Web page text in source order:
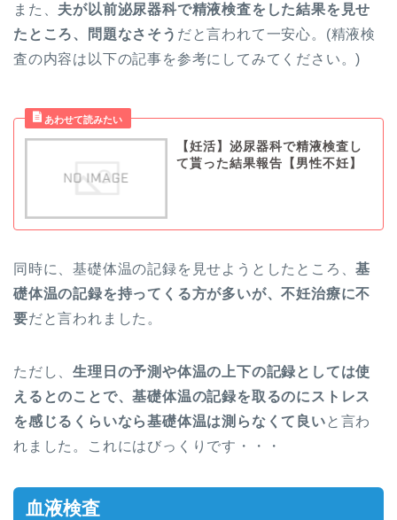
また、 夫が以前泌尿器科で精液検査をした結果を見せ
たところ、問題なさそう だと言われて一安心。(精液検
査の内容は以下の記事を参考にしてみてください。)
【妊活】泌尿器科で精液検査し
て貰った結果報告【男性不妊】
同時に、基礎体温の記録を見せようとしたところ、基
礎体温の記録を持ってくる方が多いが、不妊治療に不
要だと言われました。
ただし、生理日の予測や体温の上下の記録としては使
えるとのことで、基礎体温の記録を取るのにストレス
を感じるくらいなら基礎体温は測らなくて良い と言わ
れました。これにはびっくりです・・・
血液検査